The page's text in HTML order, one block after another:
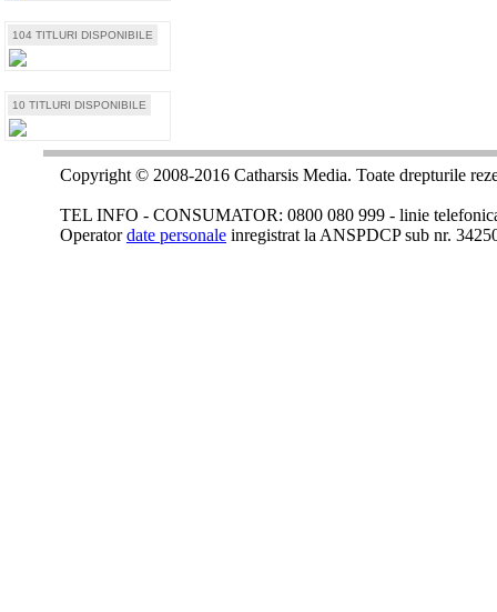
104 TITLURI DISPONIBILE
10 TITLURI DISPONIBILE
Copyright © 2008-2016 Catharsis Media. Toate drepturile
TEL INFO - CONSUMATOR: 0800 080 999 - linie
Operatordate personale inregistrat la ANSPDCP sub nr.